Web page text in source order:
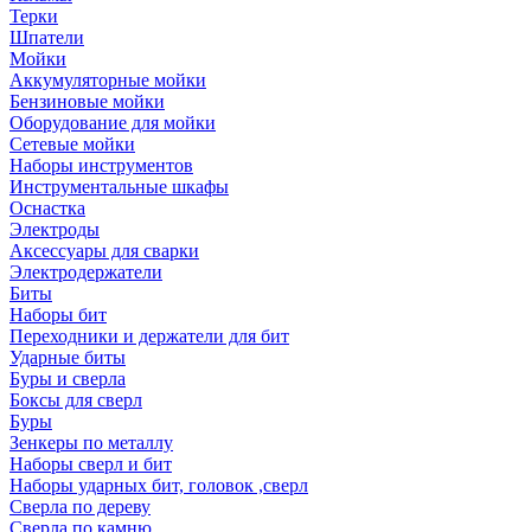
Терки
Шпатели
Мойки
Аккумуляторные мойки
Бензиновые мойки
Оборудование для мойки
Сетевые мойки
Наборы инструментов
Инструментальные шкафы
Оснастка
Электроды
Аксессуары для сварки
Электродержатели
Биты
Наборы бит
Переходники и держатели для бит
Ударные биты
Буры и сверла
Боксы для сверл
Буры
Зенкеры по металлу
Наборы сверл и бит
Наборы ударных бит, головок ,сверл
Сверла по дереву
Сверла по камню